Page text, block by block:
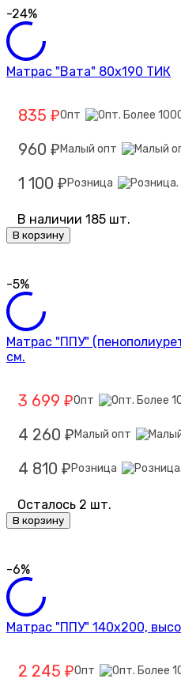
-24%
Матрас "Вата" 80х190 ТИК
835 ₽Опт
960 ₽ Малый опт
1 100 ₽ Розница
В наличии 185 шт.
В корзину
-5%
Матрас "ППУ"
см.
3 699 ₽Опт
4 260 ₽ Малый опт
4 810 ₽ Розница
Осталось 2 шт.
В корзину
-6%
Матрас "ППУ" 140х200,
2 245 ₽Опт